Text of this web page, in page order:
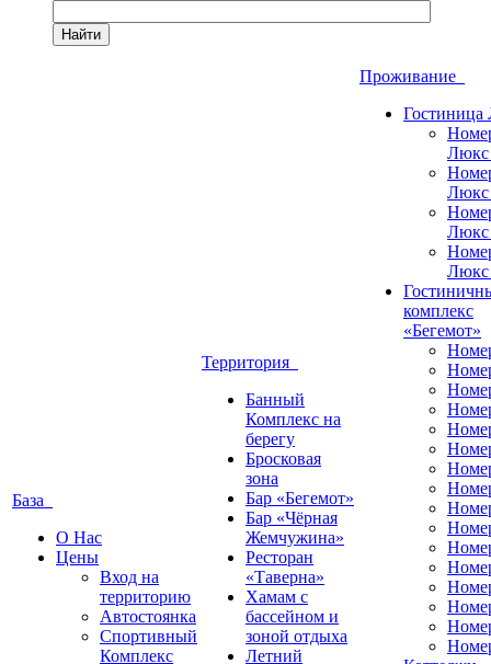
Найти
База
О Нас
Цены
Вход на
территорию
Автостоянка
Спортивный
Комплекс
Территория
Банный
Комплекс на
берегу
Бросковая
зона
Бар «Бегемот»
Бар «Чёрная
Жемчужина»
Ресторан
«Таверна»
Хамам с
бассейном и
зоной отдыха
Летний
Проживание
комплекс
«Бегемот»